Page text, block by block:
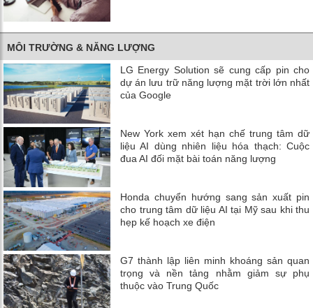
MÔI TRƯỜNG & NĂNG LƯỢNG
LG Energy Solution sẽ cung cấp pin cho
dự án lưu trữ năng lượng mặt trời lớn nhất
của Google
New York xem xét hạn chế trung tâm dữ
liệu AI dùng nhiên liệu hóa thạch: Cuộc
đua AI đối mặt bài toán năng lượng
Honda chuyển hướng sang sản xuất pin
cho trung tâm dữ liệu AI tại Mỹ sau khi thu
hẹp kế hoạch xe điện
G7 thành lập liên minh khoáng sản quan
trọng và nền tảng nhằm giảm sự phụ
thuộc vào Trung Quốc